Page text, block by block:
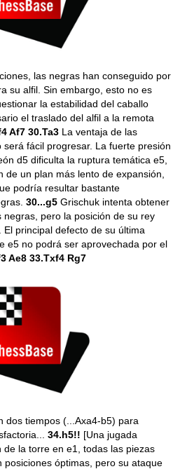
las negras han conseguido por
su alfil. Sin embargo, esto no es
la estabilidad del caballo
el traslado del alfil a la remota
Af7 30.Ta3 La ventaja de las
fácil progresar. La fuerte presión
d5 dificulta la ruptura temática e5,
de un plan más lento de expansión,
podría resultar bastante
30...g5 Grischuk intenta obtener
negras, pero la posición de su rey
principal defecto de su última
e5 no podrá ser aprovechada por el
Ae8 33.Txf4 Rg7
dos tiempos (...Axa4-b5) para
34.h5!! [Una jugada
de la torre en e1, todas las piezas
posiciones óptimas, pero su ataque